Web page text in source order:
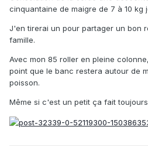
cinquantaine de maigre de 7 à 10 kg
J'en tirerai un pour partager un bon
famille.
Avec mon 85 roller en pleine
point que le banc restera autour de
poisson.
Même si c'est un petit ça fait